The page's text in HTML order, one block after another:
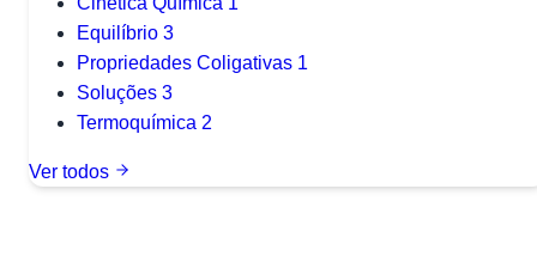
Equilíbrio 3
Propriedades Coligativas 1
Soluções 3
Termoquímica 2
Ver todos